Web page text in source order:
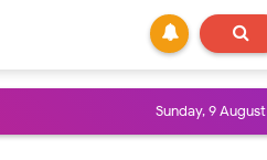
Sunday, 9 August